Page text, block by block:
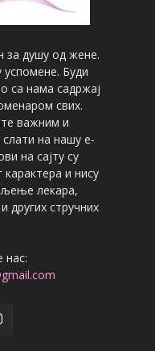
за душу од жене.
успомене. Буди
са нама садржај
свих.
важним и
на нашу е-
на сајту су
и нису
лекара,
других стручних
нас: